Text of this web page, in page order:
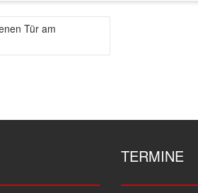
Tür am
TERMINE